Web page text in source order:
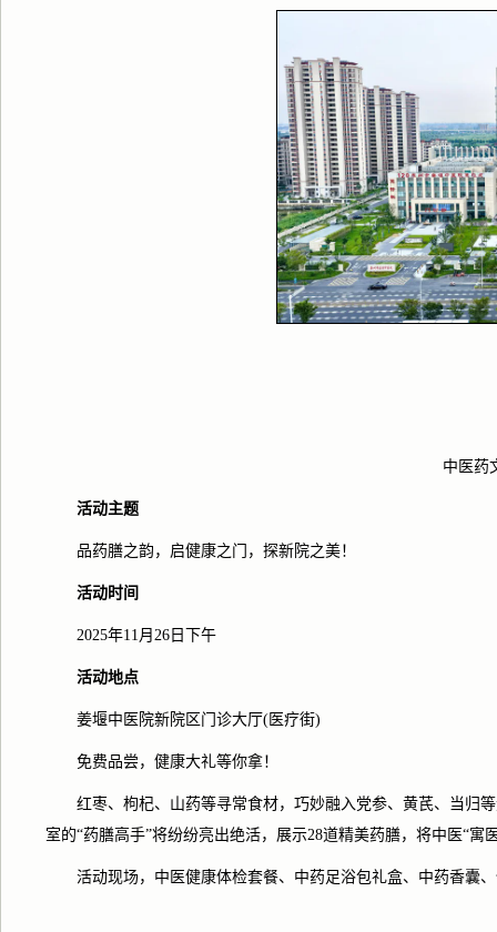
中医药
活动主题
品药膳之韵，启健康之门，探新院之美！
活动时间
2025年11月 26 日下午
活动地点
姜堰中医院新院区门诊大厅( 医疗街)
免费品尝，健康大礼等你拿！
红枣、枸杞、山药等寻常食材，巧妙融入党参、黄芪、当归
室的“药膳高手”将纷纷亮出绝活，展示28道精美药膳，将中医“寓
活动现场，中医健康体检套餐、中药足浴包礼盒、中药香囊